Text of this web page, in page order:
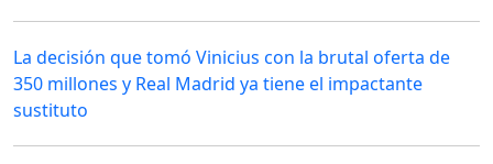
La decisión que tomó Vinicius con la brutal oferta de
350 millones y Real Madrid ya tiene el impactante
sustituto